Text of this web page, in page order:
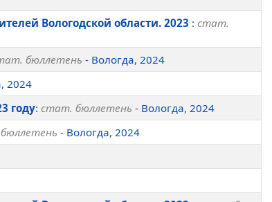
Вологодской области. 2023 : стат.
бюллетень - Вологда, 2024
2024
году: стат. бюллетень - Вологда, 2024
- Вологда, 2024